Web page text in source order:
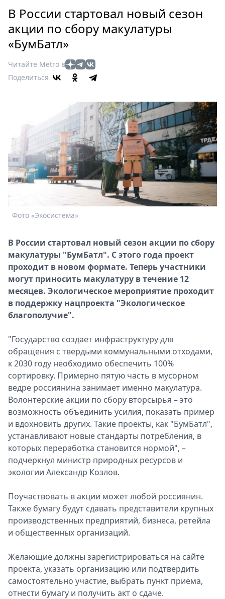
Россия
Мир
Здоровье
Туризм
Мода
Афиша
Книги
Выставки
Пресс-
релизы
Metro
Звезды
Выборы
2026
Скачай
Metro
В России стартовал новый сезон
акции по сбору макулатуры
«БумБатл»
Читайте Metro в
Поделиться
Фото «Экосистема»
В России стартовал новый сезон акции по сбору
макулатуры "БумБатл". С этого года проект
проходит в новом формате. Теперь участники
могут приносить макулатуру в течение 12
месяцев. Экологическое мероприятие проходит
в поддержку нацпроекта "Экологическое
благополучие".
"Государство создает инфраструктуру для
обращения с твердыми коммунальными отходами,
к 2030 году необходимо обеспечить 100%
сортировку. Примерно пятую часть в мусорном
ведре россиянина занимает именно макулатура.
Волонтерские акции по сбору вторсырья – это
возможность объединить усилия, показать пример
и вдохновить других. Такие проекты, как "БумБатл",
устанавливают новые стандарты потребления, в
которых переработка становится нормой", –
подчеркнул министр природных ресурсов и
экологии Александр Козлов.
Поучаствовать в акции может любой россиянин.
Также бумагу будут сдавать представители крупных
производственных предприятий, бизнеса, ретейла
и общественных организаций.
Желающие должны зарегистрироваться на сайте
проекта, указать организацию или подтвердить
самостоятельно участие, выбрать пункт приема,
отнести бумагу и получить акт о сдаче.